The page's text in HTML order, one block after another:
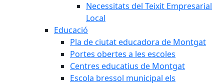
Necessitats del Teixit Empresarial
Local
Educació
Pla de ciutat educadora de Montgat
Portes obertes a les escoles
Centres educatius de Montgat
Escola bressol municipal els